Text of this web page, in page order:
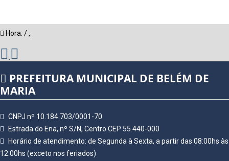
Hora: /,
PREFEITURA MUNICIPAL DE BELÉM DE
MARIA
CNPJ nº 10.184.703/0001-70
Estrada do Ena, nº S/N, Centro CEP 55.440-000
Horário de atendimento: de Segunda à Sexta, a partir das 08:00hs às
12:00hs (exceto nos feriados)